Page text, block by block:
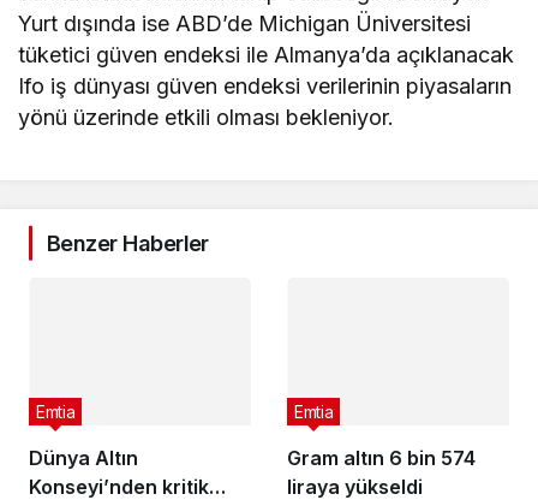
Yurt dışında ise ABD’de Michigan Üniversitesi
tüketici güven endeksi ile Almanya’da açıklanacak
Ifo iş dünyası güven endeksi verilerinin piyasaların
yönü üzerinde etkili olması bekleniyor.
Benzer Haberler
Dünya Altın
Konseyi’nden kritik
Emtia
Gram altın 6 bin 574
liraya yükseldi
Emtia